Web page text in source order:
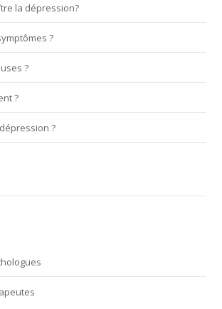
la dépression?
?
?
?
?